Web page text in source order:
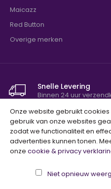
Onze website gebruikt
gebruik van onze websites
zodat we functionaliteit en
advertenties kunnen tonen.
onze cookie & privacy
Niet opnieuw
Maicazz
Red Button
Overige merken
Snelle Levering
Binnen 24 uur
Niet tevreden?
100%
Copyright © 2023,
Voorbehouden.